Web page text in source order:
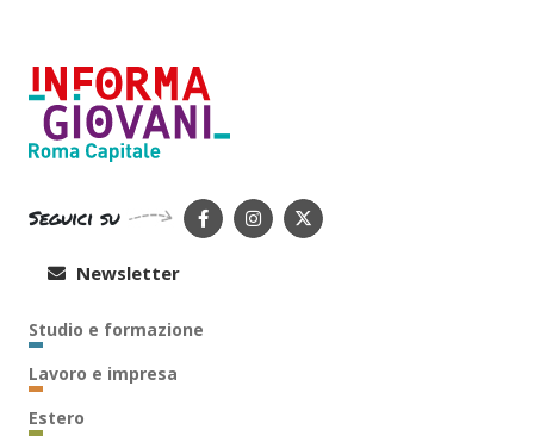
Seguici su
Newsletter
Studio e formazione
Lavoro e impresa
Estero